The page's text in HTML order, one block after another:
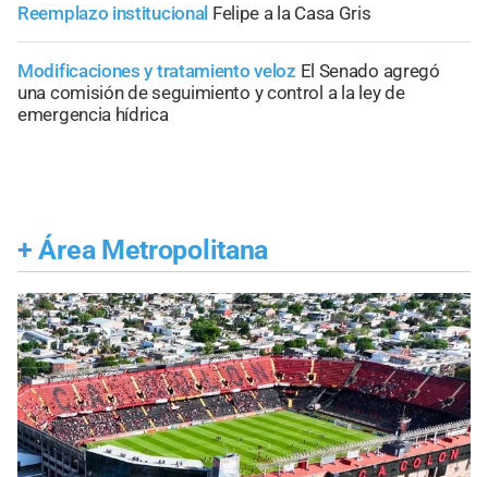
Reemplazo institucional Felipe a la Casa Gris
Modificaciones y tratamiento veloz El Senado agregó
una comisión de seguimiento y control a la ley de
emergencia hídrica
+ Área Metropolitana